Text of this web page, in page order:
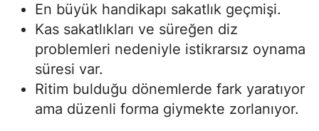
En büyük handikapı sakatlık geçmişi.
Kas sakatlıkları ve süreğen diz
problemleri nedeniyle istikrarsız oynama
süresi var.
Ritim bulduğu dönemlerde fark yaratıyor
ama düzenli forma giymekte zorlanıyor.